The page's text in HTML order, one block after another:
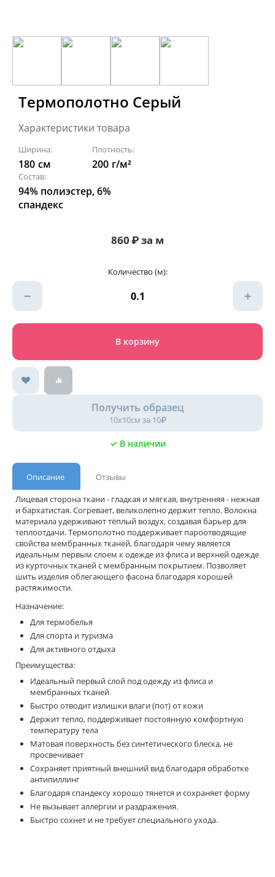
Термополотно Серый
Характеристики товара
Ширина:
180 см
Плотность:
200 г/м²
Состав:
94% полиэстер, 6%
спандекс
860₽за м
Количество (м):
− +
В корзину
Получить образец
10х10см за 10₽
✓ В наличии
Описание
Отзывы
Лицевая сторона ткани - гладкая и мягкая, внутренняя - нежная
и бархатистая. Согревает, великолепно держит тепло. Волокна
материала удерживают тёплый воздух, создавая барьер для
теплоотдачи. Термополотно поддерживает пароотводящие
свойства мембранных тканей, благодаря чему является
идеальным первым слоем к одежде из флиса и верхней одежде
из курточных тканей с мембранным покрытием. Позволяет
шить изделия облегающего фасона благодаря хорошей
растяжимости.
Назначение:
Для термобелья
Для спорта и туризма
Для активного отдыха
Преимущества:
Идеальный первый слой под одежду из флиса и
мембранных тканей
Быстро отводит излишки влаги (пот) от кожи
Держит тепло, поддерживает постоянную комфортную
температуру тела
Матовая поверхность без синтетического блеска, не
просвечивает
Сохраняет приятный внешний вид благодаря обработке
антипиллинг
Благодаря спандексу хорошо тянется и сохраняет форму
Не вызывает аллергии и раздражения.
Быстро сохнет и не требует специального ухода.